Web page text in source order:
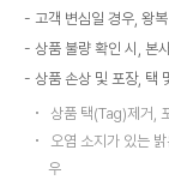
고객 변심일 경우, 왕
상품 불량 확인 시, 본
상품 손상 및 포장, 택
상품 택(Tag)제거,
오염 소지가 있는
우